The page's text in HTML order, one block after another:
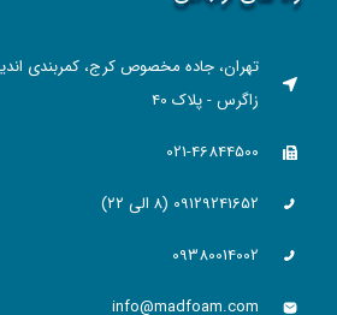
تهران، جاده مخصوص کرج، کمربندی
زاگرس - پلاک 40
021-46844500
09129241652 (۸ الی ۲۲)
09380014002
info@madfoam.com